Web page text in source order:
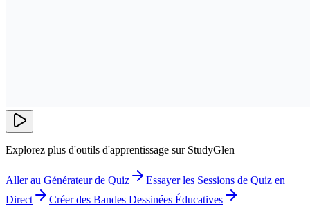
Explorez plus d'outils d'apprentissage sur StudyGlen
Aller au Générateur de Quiz
Essayer les Sessions de Quiz en
Direct
Créer des Bandes Dessinées Éducatives